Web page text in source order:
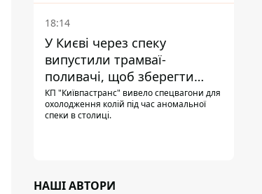
18:14
У Києві через спеку
випустили трамваї-
поливачі, щоб зберегти
рейки від деформації
КП "Київпастранс" вивело спецвагони для
охолодження колій під час аномальної
спеки в столиці.
НАШІ АВТОРИ